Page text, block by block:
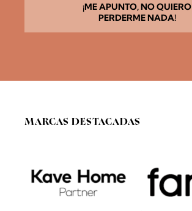
G
¡ME APUNTO, NO QUIERO
PERDERME NADA!
MARCAS DESTACADAS